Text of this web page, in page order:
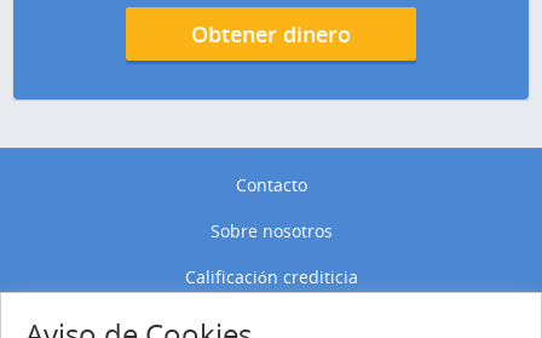
Obtener dinero
Contacto
Sobre nosotros
Calificación crediticia
Política de privacidad